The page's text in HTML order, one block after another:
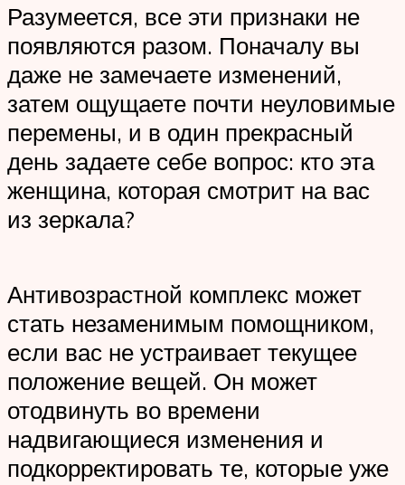
Разумеется, все эти признаки не
появляются разом. Поначалу вы
даже не замечаете изменений,
затем ощущаете почти неуловимые
перемены, и в один прекрасный
день задаете себе вопрос: кто эта
женщина, которая смотрит на вас
из зеркала?
Антивозрастной комплекс может
стать незаменимым помощником,
если вас не устраивает текущее
положение вещей. Он может
отодвинуть во времени
надвигающиеся изменения и
подкорректировать те, которые уже